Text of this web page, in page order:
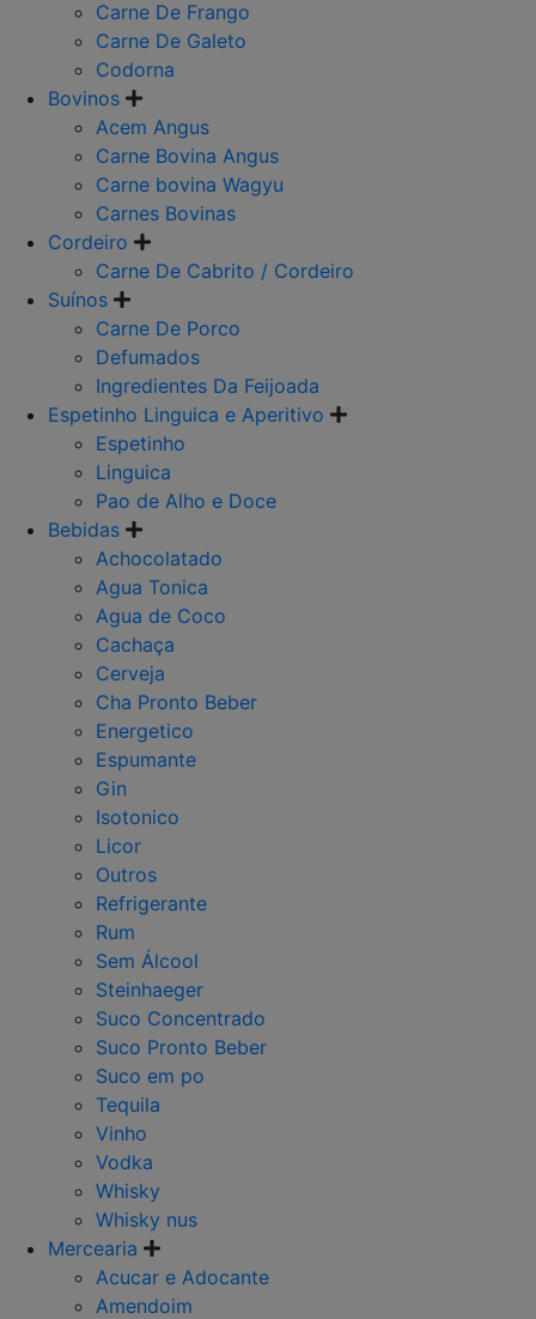
Carne De Frango
Carne De Galeto
Codorna
Bovinos
Acem Angus
Carne Bovina Angus
Carne bovina Wagyu
Carnes Bovinas
Cordeiro
Carne De Cabrito / Cordeiro
Suínos
Carne De Porco
Defumados
Ingredientes Da Feijoada
Espetinho Linguica e Aperitivo
Espetinho
Linguica
Pao de Alho e Doce
Bebidas
Achocolatado
Agua Tonica
Agua de Coco
Cachaça
Cerveja
Cha Pronto Beber
Energetico
Espumante
Gin
Isotonico
Licor
Outros
Refrigerante
Rum
Sem Álcool
Steinhaeger
Suco Concentrado
Suco Pronto Beber
Suco em po
Tequila
Vinho
Vodka
Whisky
Whisky nus
Mercearia
Acucar e Adocante
Amendoim